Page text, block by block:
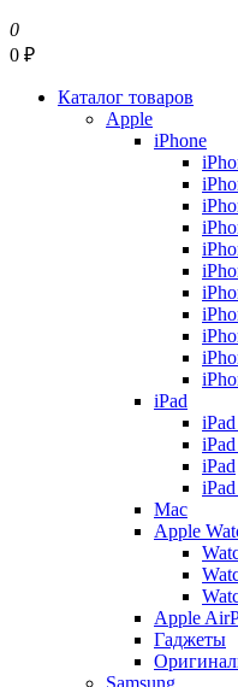
0
0 ₽
Каталог товаров
Apple
iPhone
iPad
iPad
Mac
Apple
Apple
Гаджеты
Samsung